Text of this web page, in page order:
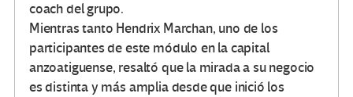
coach del grupo.
Mientras tanto Hendrix Marchan, uno de los
participantes de este módulo en la capital
anzoatiguense, resaltó que la mirada a su negocio
es distinta y más amplia desde que inició los